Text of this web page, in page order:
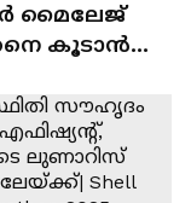
മൈലേജ്
കൂടാൻ